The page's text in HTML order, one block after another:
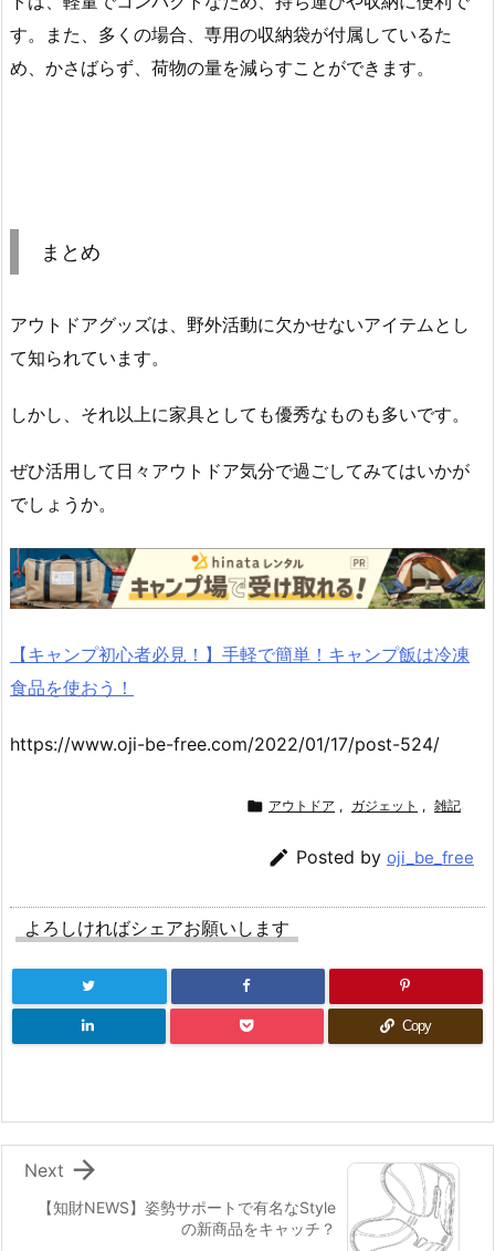
す。また、多くの場合、専用の収納袋が付属しているた
め、かさばらず、荷物の量を減らすことができます。
まとめ
アウトドアグッズは、野外活動に欠かせないアイテムとし
て知られています。
しかし、それ以上に家具としても優秀なものも多いです。
ぜひ活用して日々アウトドア気分で過ごしてみてはいかが
でしょうか。
【キャンプ初心者必見！】手軽で簡単！キャンプ飯は冷凍
食品を使おう！
https://www.oji-be-free.com/2022/01/17/post-524/
 アウトドア , ガジェット , 雑記
 Posted by oji_be_free
よろしければシェアお願いします
Copy
【知財NEWS】姿勢サポートで有名なStyle
の新商品をキャッチ？

Next